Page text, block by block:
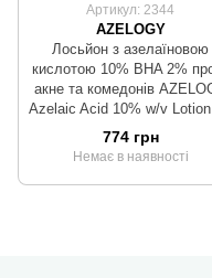
Артикул: 2344
AZELOGY
Лосьйон з азелаїновою
кислотою 10% BHA 2%
акне та комедонів
Azelaic Acid 10% w/v Lotion
problem skin 100 ml
774 грн
Немає в наявності